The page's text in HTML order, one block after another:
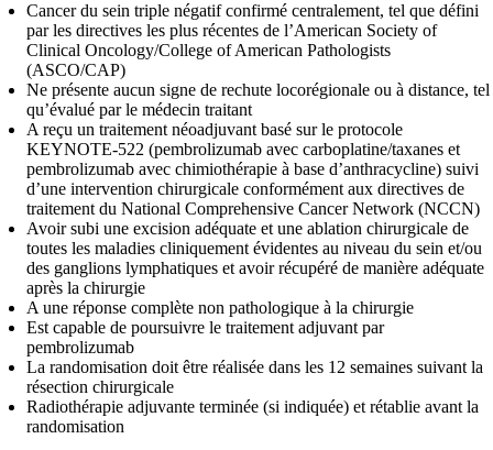
Cancer du sein triple négatif confirmé centralement, tel que défini
par les directives les plus récentes de l’American Society of
Clinical Oncology/College of American Pathologists
(ASCO/CAP)
Ne présente aucun signe de rechute locorégionale ou à distance, tel
qu’évalué par le médecin traitant
A reçu un traitement néoadjuvant basé sur le protocole
KEYNOTE-522 (pembrolizumab avec carboplatine/taxanes et
pembrolizumab avec chimiothérapie à base d’anthracycline) suivi
d’une intervention chirurgicale conformément aux directives de
traitement du National Comprehensive Cancer Network (NCCN)
Avoir subi une excision adéquate et une ablation chirurgicale de
toutes les maladies cliniquement évidentes au niveau du sein et/ou
des ganglions lymphatiques et avoir récupéré de manière adéquate
après la chirurgie
A une réponse complète non pathologique à la chirurgie
Est capable de poursuivre le traitement adjuvant par
pembrolizumab
La randomisation doit être réalisée dans les 12 semaines suivant la
résection chirurgicale
Radiothérapie adjuvante terminée (si indiquée) et rétablie avant la
randomisation